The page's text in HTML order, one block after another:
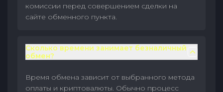
комиссии перед совершением сделки на
сайте обменного пункта.
Сколько времени занимает безналичный
обмен?
Время обмена зависит от выбранного метода
оплаты и криптовалюты. Обычно процесс